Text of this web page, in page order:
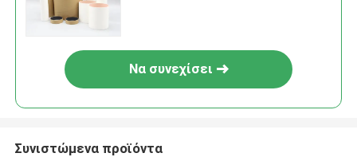
Να συνεχίσει
Συνιστώμενα προϊόντα